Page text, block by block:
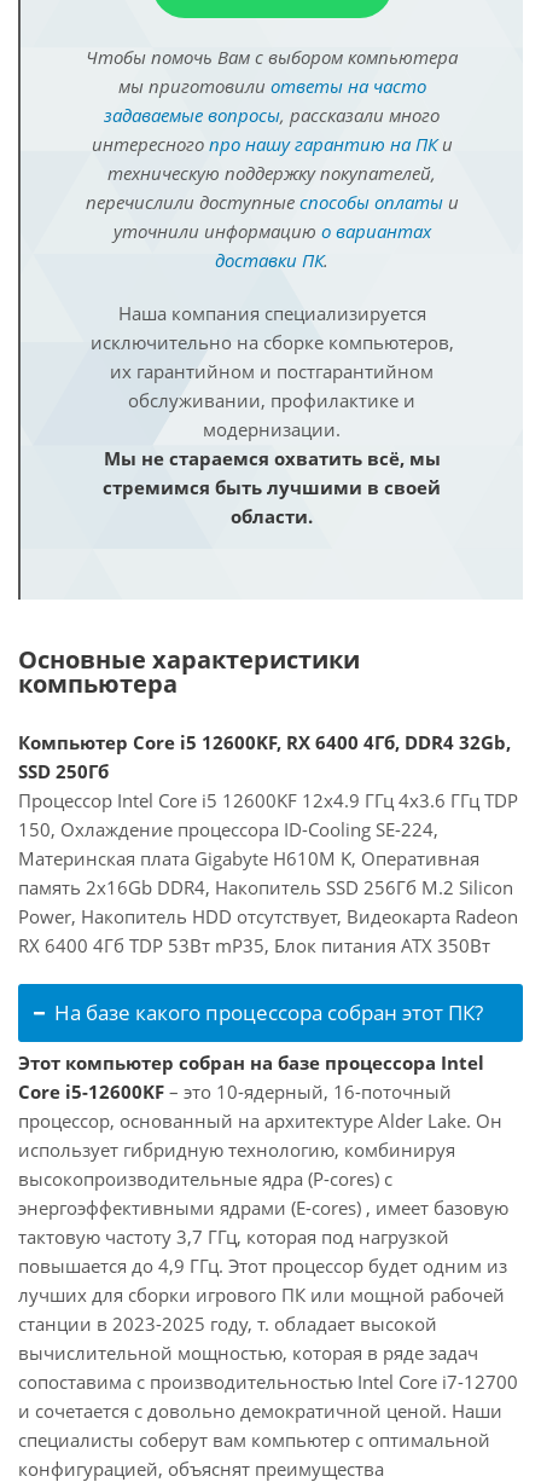
Чтобы помочь Вам с выбором компьютера
мы приготовили ответы на часто
задаваемые вопросы, рассказали много
интересного про нашу гарантию на ПКи
техническую поддержку покупателей,
перечислили доступные способы оплатыи
уточнили информацию о вариантах
доставки ПК.
Наша компания специализируется
исключительно на сборке компьютеров,
их гарантийном и постгарантийном
обслуживании, профилактике и
модернизации.
Мы не стараемся охватить всё, мы
стремимся быть лучшими в своей
области.
Основные характеристики
компьютера
Компьютер Core i5 12600KF, RX 6400 4Гб, DDR4 32Gb,
SSD 250Гб
Процессор Intel Core i5 12600KF 12x4.9 ГГц 4x3.6 ГГц TDP
150, Охлаждение процессора ID-Cooling SE-224,
Материнская плата Gigabyte H610M K, Оперативная
память 2x16Gb DDR4, Накопитель SSD 256Гб M.2 Silicon
Power, Накопитель HDD отсутствует, Видеокарта Radeon
RX 6400 4Гб TDP 53Вт mP35, Блок питания ATX 350Вт
На базе какого процессора собран этот ПК?
Этот компьютер собран на базе процессора Intel
Core i5-12600KF – это 10-ядерный, 16-поточный
процессор, основанный на архитектуре Alder Lake. Он
использует гибридную технологию, комбинируя
высокопроизводительные ядра (P-cores) с
энергоэффективными ядрами (E-cores) , имеет базовую
тактовую частоту 3,7 ГГц, которая под нагрузкой
повышается до 4,9 ГГц. Этот процессор будет одним из
лучших для сборки игрового ПК или мощной рабочей
станции в 2023-2025 году, т. обладает высокой
вычислительной мощностью, которая в ряде задач
сопоставима с производительностью Intel Core i7-12700
и сочетается с довольно демократичной ценой. Наши
специалисты соберут вам компьютер с оптимальной
конфигурацией, объяснят преимущества